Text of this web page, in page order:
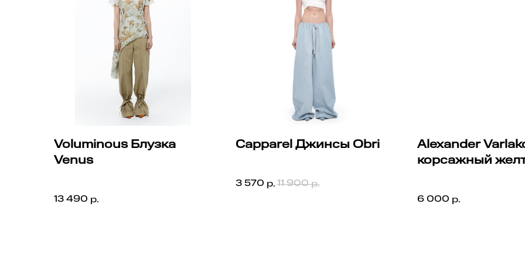
Voluminous Блузка
Venus
13 490 р.
Capparel Джинсы Obri
3 570 р. 11 900 р.
Alexander
корсажный
6 000 р.